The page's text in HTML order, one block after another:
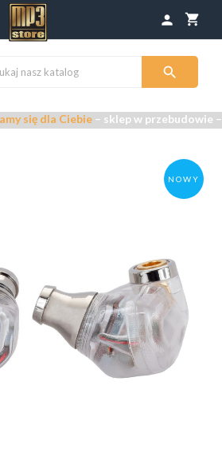
shopping_cart
person

dla Ciebie – sklep w przebudowie –
NOWY